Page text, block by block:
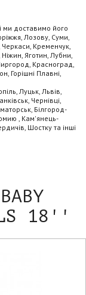
ми доставимо його
Лозову, Суми,
Черкаси, Кременчук,
Яготин, Лубни,
Красноград,
Горішні Плавні,
Луцьк, Львів,
Чернівці,
Білгород-
, Кам'янець-
Шостку та інші
18''